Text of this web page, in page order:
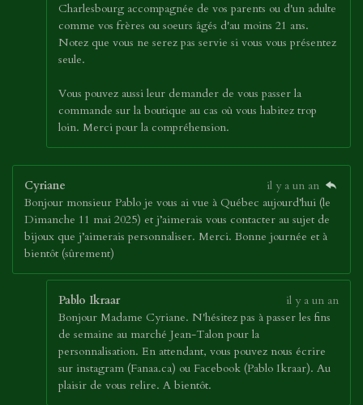
Charlesbourg accompagnée de vos parents ou d'un adulte
comme vos frères ou soeurs âgés d'au moins 21 ans.
Notez que vous ne serez pas servie si vous vous présentez
seule.
Vous pouvez aussi leur demander de vous passer la
commande sur la boutique au cas où vous habitez trop
loin. Merci pour la compréhension.
Cyriane
il y a un an
Bonjour monsieur Pablo je vous ai vue à Québec aujourd’hui (le
Dimanche 11 mai 2025) et j’aimerais vous contacter au sujet de
bijoux que j’aimerais personnaliser. Merci. Bonne journée et à
bientôt (sûrement)
Pablo Ikraar
il y a un an
Bonjour Madame Cyriane. N'hésitez pas à passer les fins
de semaine au marché Jean-Talon pour la
personnalisation. En attendant, vous pouvez nous écrire
sur instagram (Fanaa.ca) ou Facebook (Pablo Ikraar). Au
plaisir de vous relire. A bientôt.